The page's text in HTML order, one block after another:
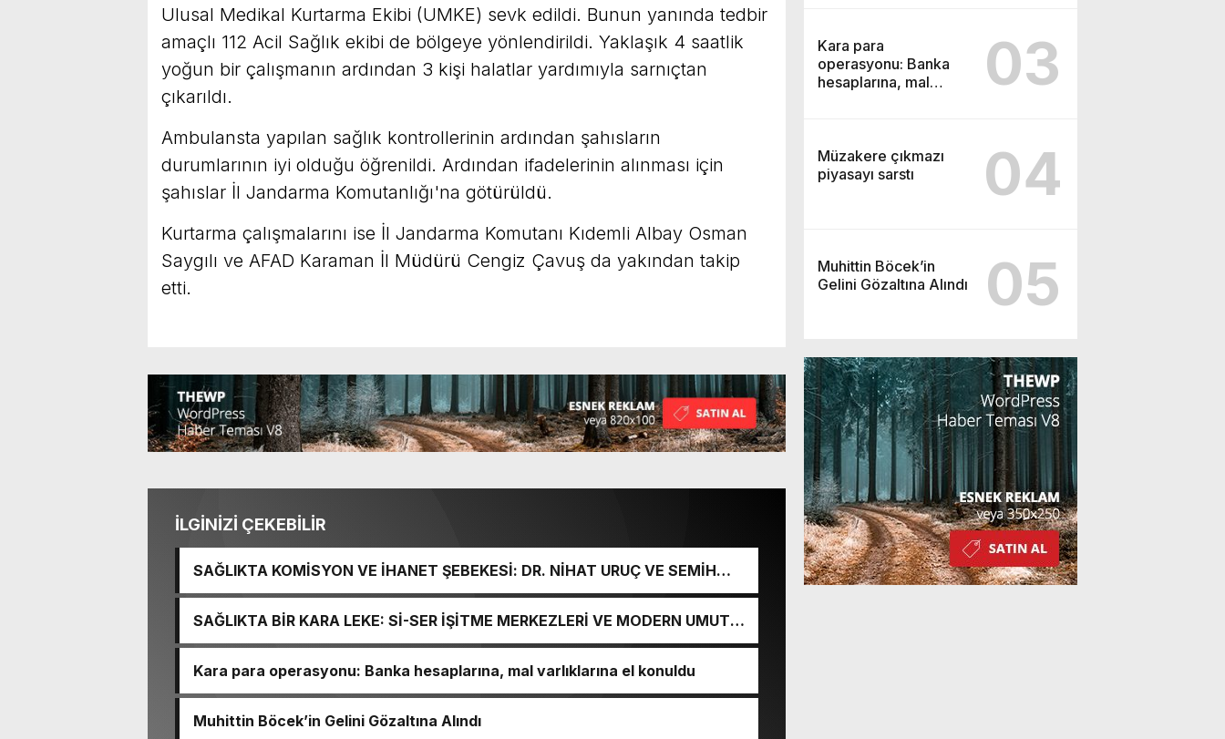
Kara para
operasyonu: Banka
hesaplarına, mal
03
Müzakere çıkmazı
piyasayı sarstı
04
Muhittin Böcek’in
Gelini Gözaltına Alındı
05
Ulusal Medikal Kurtarma Ekibi (UMKE) sevk edildi. Bunun yanında tedbir
amaçlı 112 Acil Sağlık ekibi de bölgeye yönlendirildi. Yaklaşık 4 saatlik
yoğun bir çalışmanın ardından 3 kişi halatlar yardımıyla sarnıçtan
çıkarıldı.
Ambulansta yapılan sağlık kontrollerinin ardından şahısların
durumlarının iyi olduğu öğrenildi. Ardından ifadelerinin alınması için
şahıslar İl Jandarma Komutanlığı'na götürüldü.
Kurtarma çalışmalarını ise İl Jandarma Komutanı Kıdemli Albay Osman
Saygılı ve AFAD Karaman İl Müdürü Cengiz Çavuş da yakından takip
etti.
İLGİNİZİ ÇEKEBİLİR
SAĞLIKTA KOMİSYON VE İHANET ŞEBEKESİ: DR. NİHAT URUÇ VE SEMİH
İŞİTME MERKEZİ’NİN SGK VURGUNU!
SAĞLIKTA BİR KARA LEKE: Sİ-SER İŞİTME MERKEZLERİ VE MODERN UMUT
TACİRLİĞİ
Kara para operasyonu: Banka hesaplarına, mal varlıklarına el konuldu
Muhittin Böcek’in Gelini Gözaltına Alındı